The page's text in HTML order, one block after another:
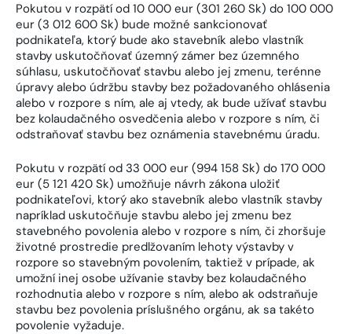
Pokutou v rozpätí od 10 000 eur (301 260 Sk) do 100 000
eur (3 012 600 Sk) bude možné sankcionovať
podnikateľa, ktorý bude ako stavebník alebo vlastník
stavby uskutočňovať územný zámer bez územného
súhlasu, uskutočňovať stavbu alebo jej zmenu, terénne
úpravy alebo údržbu stavby bez požadovaného ohlásenia
alebo v rozpore s ním, ale aj vtedy, ak bude užívať stavbu
bez kolaudačného osvedčenia alebo v rozpore s ním, či
odstraňovať stavbu bez oznámenia stavebnému úradu.
Pokutu v rozpätí od 33 000 eur (994 158 Sk) do 170 000
eur (5 121 420 Sk) umožňuje návrh zákona uložiť
podnikateľovi, ktorý ako stavebník alebo vlastník stavby
napríklad uskutočňuje stavbu alebo jej zmenu bez
stavebného povolenia alebo v rozpore s ním, či zhoršuje
životné prostredie predlžovaním lehoty výstavby v
rozpore so stavebným povolením, taktiež v prípade, ak
umožní inej osobe užívanie stavby bez kolaudačného
rozhodnutia alebo v rozpore s ním, alebo ak odstraňuje
stavbu bez povolenia príslušného orgánu, ak sa takéto
povolenie vyžaduje.